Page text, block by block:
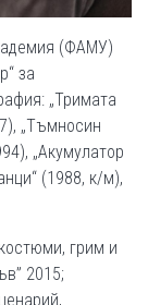
(ФАМУ)
за
„Тримата
„Тъмносин
„Акумулатор
(1988, к/м),
грим и
2015;